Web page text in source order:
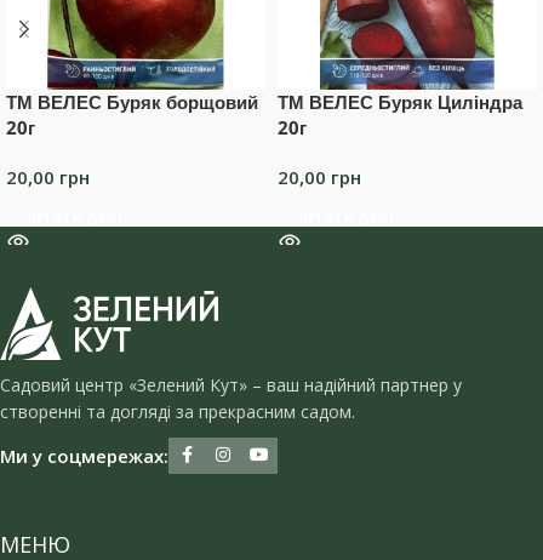
ТМ ВЕЛЕС Буряк борщовий
20г
20,00 грн
ТМ ВЕЛЕС Буряк Циліндра
20г
20,00 грн
Садовий центр «Зелений Кут» – ваш надійний партнер у
створенні та догляді за прекрасним садом.
Ми у соцмережах:
МЕНЮ